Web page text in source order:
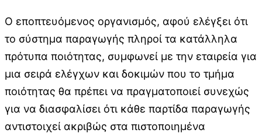
Ο εποπτευόμενος οργανισμός, αφού ελέγξει ότι
το σύστημα παραγωγής πληροί τα κατάλληλα
πρότυπα ποιότητας, συμφωνεί με την εταιρεία για
μια σειρά ελέγχων και δοκιμών που το τμήμα
ποιότητας θα πρέπει να πραγματοποιεί συνεχώς
για να διασφαλίσει ότι κάθε παρτίδα παραγωγής
αντιστοιχεί ακριβώς στα πιστοποιημένα